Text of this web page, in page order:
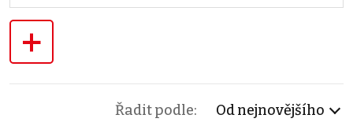
+
Řadit podle: Od nejnovějšího